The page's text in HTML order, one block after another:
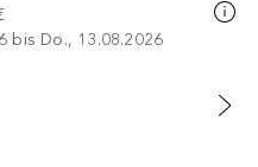
bis Do., 13.08.2026